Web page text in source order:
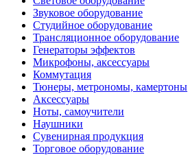
Звуковое оборудование
Студийное оборудование
Трансляционное оборудование
Генераторы эффектов
Микрофоны, аксессуары
Коммутация
Тюнеры, метрономы, камертоны
Аксессуары
Ноты, самоучители
Наушники
Сувенирная продукция
Торговое оборудование